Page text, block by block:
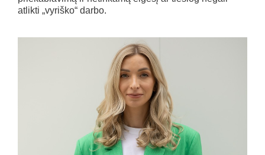
atlikti „vyriško“ darbo.